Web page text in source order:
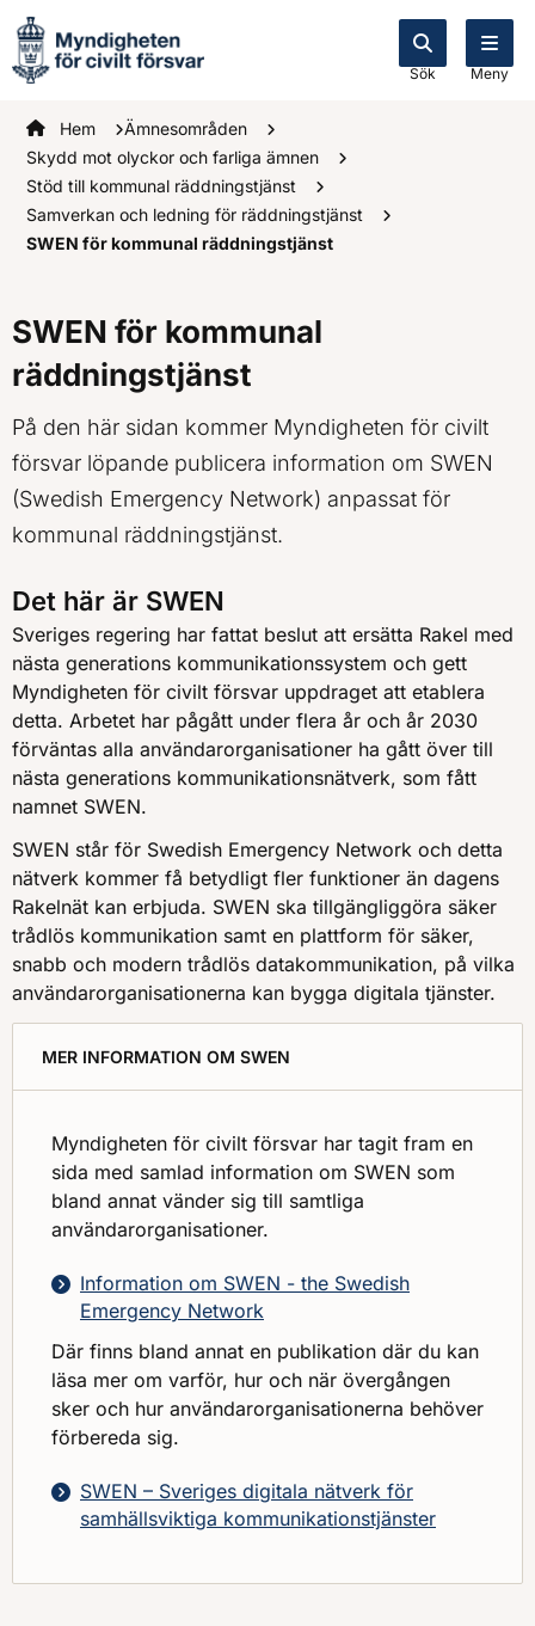
Sök Meny
Startsidan
Hem
Ämnesområden
Skydd mot olyckor och farliga ämnen
Stöd till kommunal räddningstjänst
Samverkan och ledning för räddningstjänst
SWEN för kommunal räddningstjänst
SWEN för kommunal
räddningstjänst
På den här sidan kommer Myndigheten för civilt
försvar löpande publicera information om SWEN
(Swedish Emergency Network) anpassat för
kommunal räddningstjänst.
Det här är SWEN
Sveriges regering har fattat beslut att ersätta Rakel med
nästa generations kommunikationssystem och gett
Myndigheten för civilt försvar uppdraget att etablera
detta. Arbetet har pågått under flera år och år 2030
förväntas alla användarorganisationer ha gått över till
nästa generations kommunikationsnätverk, som fått
namnet SWEN.
SWEN står för Swedish Emergency Network och detta
nätverk kommer få betydligt fler funktioner än dagens
Rakelnät kan erbjuda. SWEN ska tillgängliggöra säker
trådlös kommunikation samt en plattform för säker,
snabb och modern trådlös datakommunikation, på vilka
användarorganisationerna kan bygga digitala tjänster.
MER INFORMATION OM SWEN
Myndigheten för civilt försvar har tagit fram en
sida med samlad information om SWEN som
bland annat vänder sig till samtliga
användarorganisationer.
Information om SWEN - the Swedish
Emergency Network
Där finns bland annat en publikation där du kan
läsa mer om varför, hur och när övergången
sker och hur användarorganisationerna behöver
förbereda sig.
SWEN – Sveriges digitala nätverk för
samhällsviktiga kommunikationstjänster